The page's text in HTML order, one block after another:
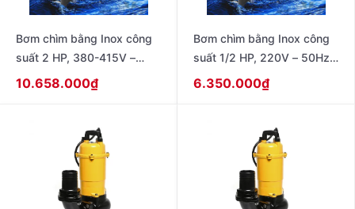
Bơm chìm bằng Inox công
suất 2 HP, 380-415V –
50Hz , không có phao
10.658.000₫
Bơm chìm bằng Inox công
suất 1/2 HP, 220V – 50Hz ,
không có phao model SSP-
6.350.000₫